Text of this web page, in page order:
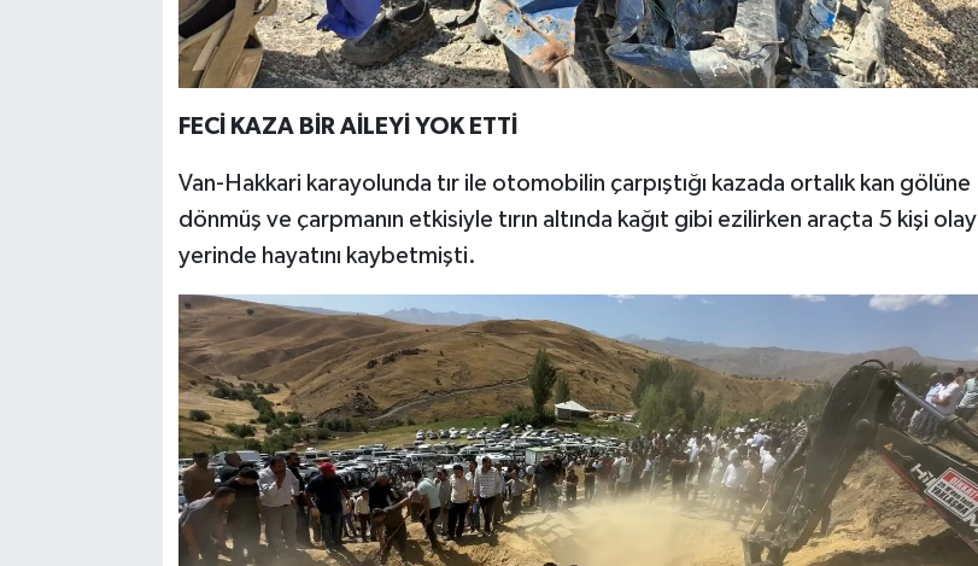
FECİ KAZA BİR AİLEYİ YOK ETTİ
Van-Hakkari karayolunda tır ile otomobilin çarpıştığı kazada ortalık kan gölüne
dönmüş ve çarpmanın etkisiyle tırın altında kağıt gibi ezilirken araçta 5 kişi olay
yerinde hayatını kaybetmişti.